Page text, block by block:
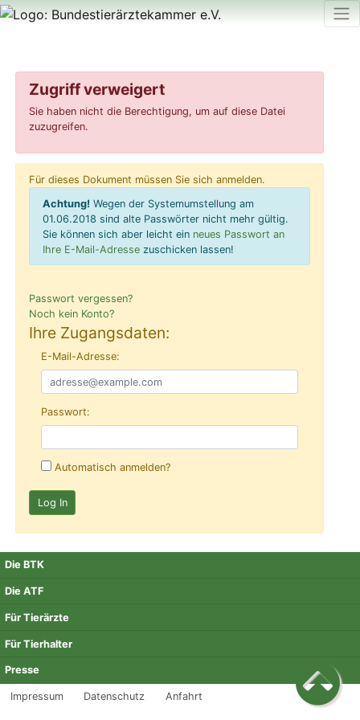
Zugriff verweigert
Sie haben nicht die Berechtigung, um auf diese Datei
zuzugreifen.
Für dieses Dokument müssen Sie sich anmelden.
Achtung! Wegen der Systemumstellung am
01.06.2018 sind alte Passwörter nicht mehr gültig.
Sie können sich aber leicht ein neues Passwort an
Ihre E-Mail-Adresse zuschicken lassen!
Passwort vergessen?
Noch kein Konto?
Ihre Zugangsdaten:
E-Mail-Adresse:
Passwort:
Automatisch anmelden?
Die BTK
Die ATF
Für Tierärzte
Für Tierhalter
Presse
Impressum Datenschutz Anfahrt